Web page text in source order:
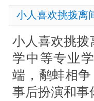
小人喜欢挑拨离
小人喜欢挑拨
学中等专业
端，鹬蚌相
事后扮演和事